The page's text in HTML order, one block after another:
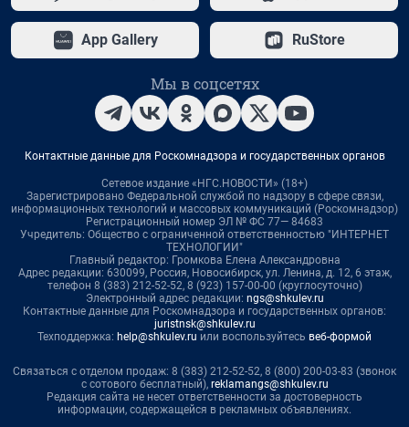
App Gallery RuStore
Мы в соцсетях
Контактные данные для Роскомнадзора и государственных органов
Сетевое издание «НГС.НОВОСТИ» (18+)
Зарегистрировано Федеральной службой по надзору в сфере связи,
информационных технологий и массовых коммуникаций (Роскомнадзор)
Регистрационный номер ЭЛ № ФС 77— 84683
Учредитель: Общество с ограниченной ответственностью "ИНТЕРНЕТ
ТЕХНОЛОГИИ"
Главный редактор: Громкова Елена Александровна
Адрес редакции: 630099, Россия, Новосибирск, ул. Ленина, д. 12, 6 этаж,
телефон 8 (383) 212-52-52, 8 (923) 157-00-00 (круглосуточно)
Электронный адрес редакции: ngs@shkulev.ru
Контактные данные для Роскомнадзора и государственных органов:
juristnsk@shkulev.ru
Техподдержка: help@shkulev.ru или воспользуйтесь веб-формой
Связаться с отделом продаж: 8 (383) 212-52-52, 8 (800) 200-03-83 (звонок
с сотового бесплатный), reklamangs@shkulev.ru
Редакция сайта не несет ответственности за достоверность
информации, содержащейся в рекламных объявлениях.